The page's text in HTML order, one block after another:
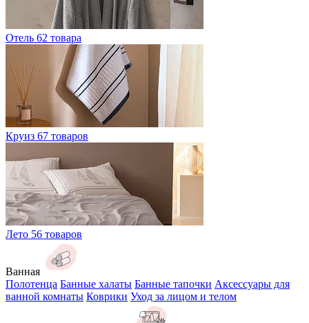
Отель 62 товара
Круиз 67 товаров
Лето 56 товаров
Ванная
Полотенца Банные халаты Банные тапочки Аксессуары для
ванной комнаты Коврики Уход за лицом и телом